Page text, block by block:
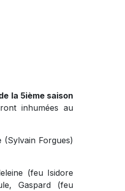
la 5ième saison
inhumées au
Forgues)
(feu Isidore
Gaspard (feu